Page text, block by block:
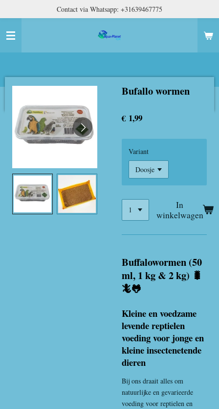
naar
hoofdinhoud
Contact via Whatsapp: +31639467775
Bufallo wormen
€ 1,99
Variant
In
winkelwagen
Buffalowormen (50
ml, 1 kg & 2 kg) 🐛
🦎🐸
Kleine en voedzame
levende reptielen
voeding voor jonge en
kleine insectenetende
dieren
Bij ons draait alles om
natuurlijke en gevarieerde
voeding voor reptielen en